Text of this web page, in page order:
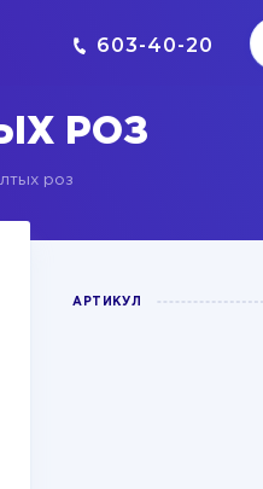
603-40-20
РОЗ
роз
АРТИКУЛ